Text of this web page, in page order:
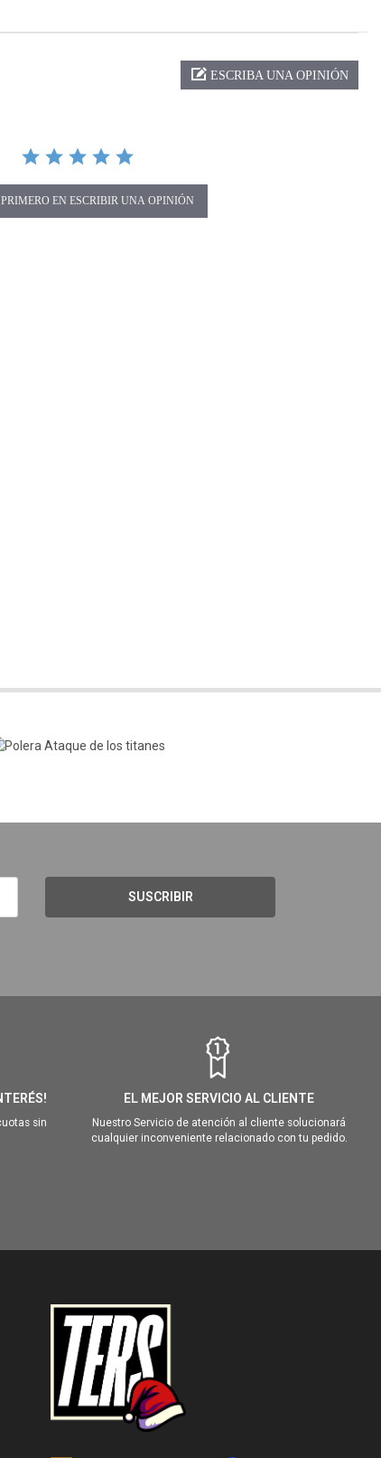
ESCRIBA UNA OPINIÓN
EN ESCRIBIR UNA OPINIÓN
SUSCRIBIR
sin
EL MEJOR SERVICIO AL CLIENTE
Nuestro Servicio de atención al cliente solucionará
cualquier inconveniente relacionado con tu pedido.